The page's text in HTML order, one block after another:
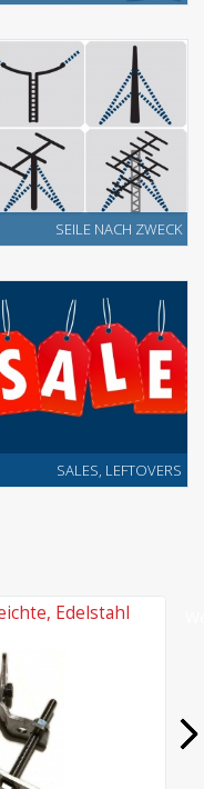
SEILE NACH ZWECK
SALES, LEFTOVERS
Edelstahl